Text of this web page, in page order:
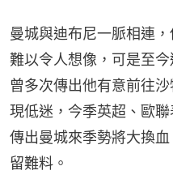
曼城與迪布尼一脈相連
難以令人想像，可是至
曾多次傳出他有意前往
現低迷，今季英超、歐
傳出曼城來季勢將大換
留難料。